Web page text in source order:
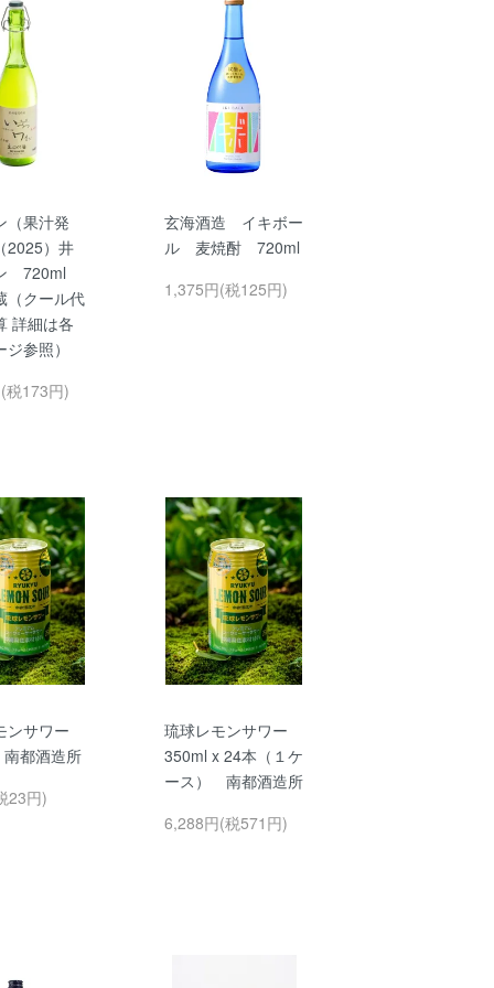
（果汁発
2025）井
720ml
クール代
詳細は各
参照）
税173円)
玄海酒造 イキボー
ル 麦焼酎 720ml
1,375円(税125円)
ンサワー
都酒造所
23円)
琉球レモンサワー
350ml x 24本（１ケ
ース） 南都酒造所
6,288円(税571円)